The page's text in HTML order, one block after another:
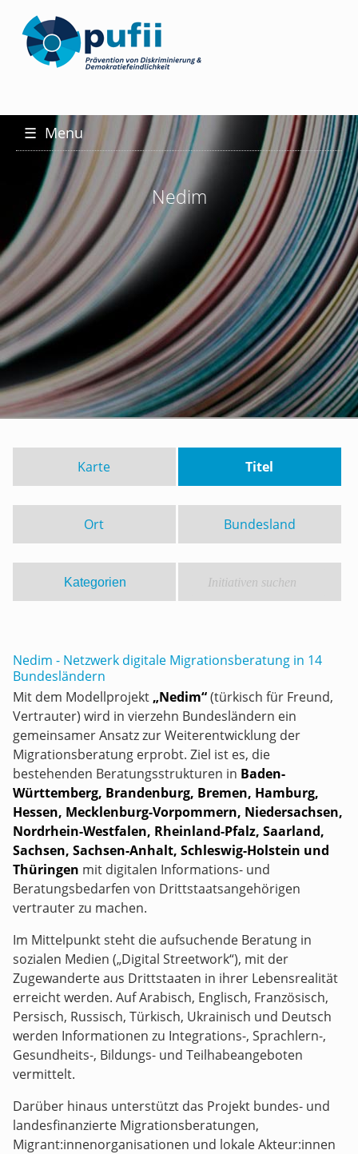
☰ Menu
Nedim
Karte Titel
Ort Bundesland
Nedim - Netzwerk digitale Migrationsberatung in 14
Bundesländern
Mit dem Modellprojekt „Nedim“(türkisch für Freund,
Vertrauter) wird in vierzehn Bundesländern ein
gemeinsamer Ansatz zur Weiterentwicklung der
Migrationsberatung erprobt. Ziel ist es, die
bestehenden Beratungsstrukturen in Baden-
Württemberg, Brandenburg, Bremen, Hamburg,
Hessen, Mecklenburg-Vorpommern, Niedersachsen,
Nordrhein-Westfalen, Rheinland-Pfalz, Saarland,
Sachsen, Sachsen-Anhalt, Schleswig-Holstein und
Thüringen mit digitalen Informations- und
Beratungsbedarfen von Drittstaatsangehörigen
vertrauter zu machen.
Im Mittelpunkt steht die aufsuchende Beratung in
sozialen Medien („Digital Streetwork“), mit der
Zugewanderte aus Drittstaaten in ihrer Lebensrealität
erreicht werden. Auf Arabisch, Englisch, Französisch,
Persisch, Russisch, Türkisch, Ukrainisch und Deutsch
werden Informationen zu Integrations-, Sprachlern-,
Gesundheits-, Bildungs- und Teilhabeangeboten
vermittelt.
Darüber hinaus unterstützt das Projekt bundes- und
landesfinanzierte Migrationsberatungen,
Migrant:innenorganisationen und lokale Akteur:innen